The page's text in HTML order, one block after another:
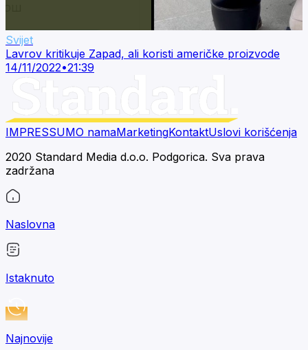
Svijet
Lavrov kritikuje Zapad, ali koristi američke proizvode
14/11/2022•21:39
IMPRESSUMO namaMarketingKontaktUslovi korišćenja
2020 Standard Media d.o.o. Podgorica. Sva prava
zadržana
Naslovna
Istaknuto
Najnovije